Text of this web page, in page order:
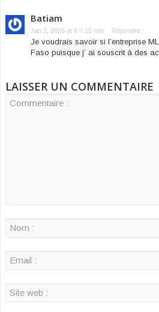
Batiam
Jan 2, 2026 at 9 h 15 min Répondre
Je voudrais savoir si l’entreprise
Faso puisque j’ ai souscrit à des
LAISSER UN COMMENTAIRE